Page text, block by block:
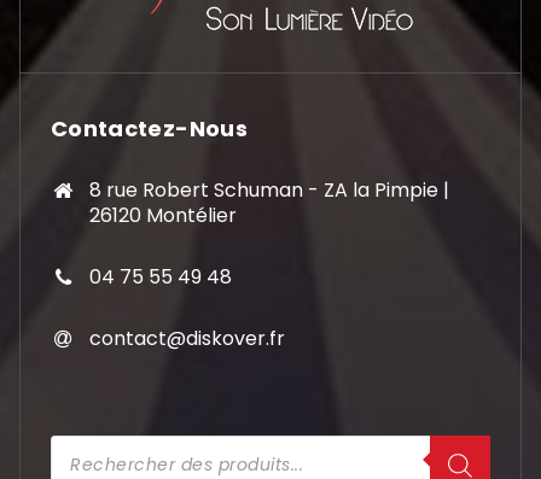
Contactez-Nous
8 rue Robert Schuman - ZA la Pimpie |
26120 Montélier
04 75 55 49 48
contact@diskover.fr
Recherche
de